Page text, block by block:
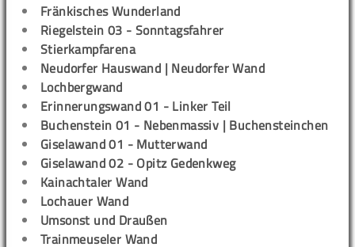
Fränkisches Wunderland
Riegelstein 03 - Sonntagsfahrer
Stierkampfarena
Neudorfer Hauswand | Neudorfer Wand
Lochbergwand
Erinnerungswand 01 - Linker Teil
Buchenstein 01 - Nebenmassiv | Buchensteinchen
Giselawand 01 - Mutterwand
Giselawand 02 - Opitz Gedenkweg
Kainachtaler Wand
Lochauer Wand
Umsonst und Draußen
Trainmeuseler Wand